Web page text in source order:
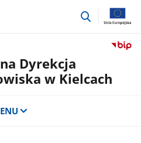
przejdź
Dyrekcja
w Kielcach